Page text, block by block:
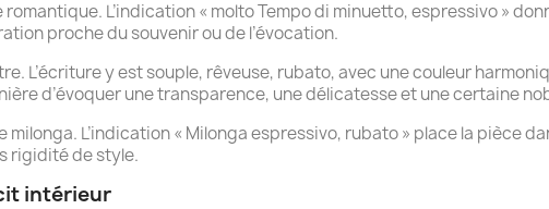
L’indication « molto Tempo di minuetto, espressivo »
proche du souvenir ou de l’évocation.
L’écriture y est souple, rêveuse, rubato, avec une couleur
d’évoquer une transparence, une délicatesse et une certaine
L’indication « Milonga espressivo, rubato » place la pièce
rigidité de style.
intérieur